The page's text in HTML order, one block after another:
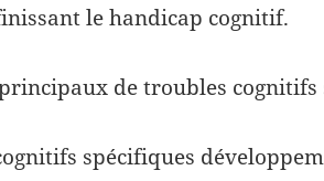
le handicap cognitif.
de troubles cognitifs
spécifiques